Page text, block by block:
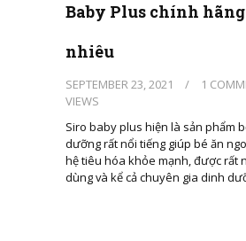
Baby Plus chính hãng
nhiêu
SEPTEMBER 23, 2021 / 1
VIEWS
Siro baby plus hiện là sản phẩm
dưỡng rất nổi tiếng giúp bé ăn
hệ tiêu hóa khỏe mạnh, được rất
dùng và kể cả chuyên gia dinh